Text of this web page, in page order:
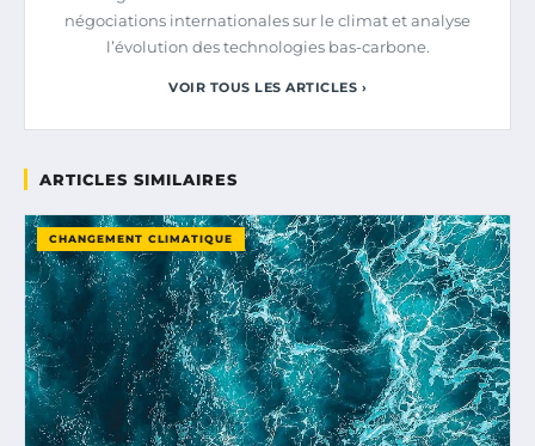
négociations internationales sur le climat et analyse
l’évolution des technologies bas-carbone.
VOIR TOUS LES ARTICLES ›
ARTICLES SIMILAIRES
CHANGEMENT CLIMATIQUE